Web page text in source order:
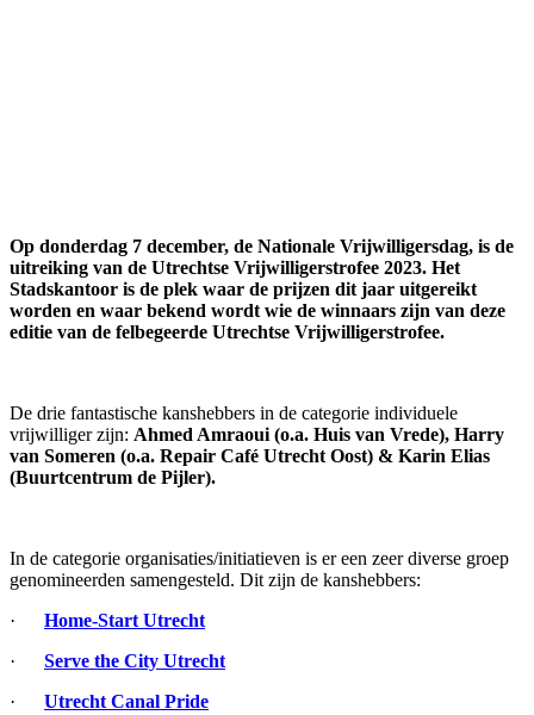
Op donderdag 7 december, de Nationale Vrijwilligersdag, is de
uitreiking van de Utrechtse Vrijwilligerstrofee 2023. Het
Stadskantoor is de plek waar de prijzen dit jaar uitgereikt
worden en waar bekend wordt wie de winnaars zijn van deze
editie van de felbegeerde Utrechtse Vrijwilligerstrofee.
De drie fantastische kanshebbers in de categorie individuele
vrijwilliger zijn: Ahmed Amraoui (o.a. Huis van Vrede), Harry
van Someren (o.a. Repair Café Utrecht Oost) & Karin Elias
(Buurtcentrum de Pijler).
In de categorie organisaties/initiatieven is er een zeer diverse groep
genomineerden samengesteld. Dit zijn de kanshebbers:
· Home-Start Utrecht
· Serve the City Utrecht
· Utrecht Canal Pride